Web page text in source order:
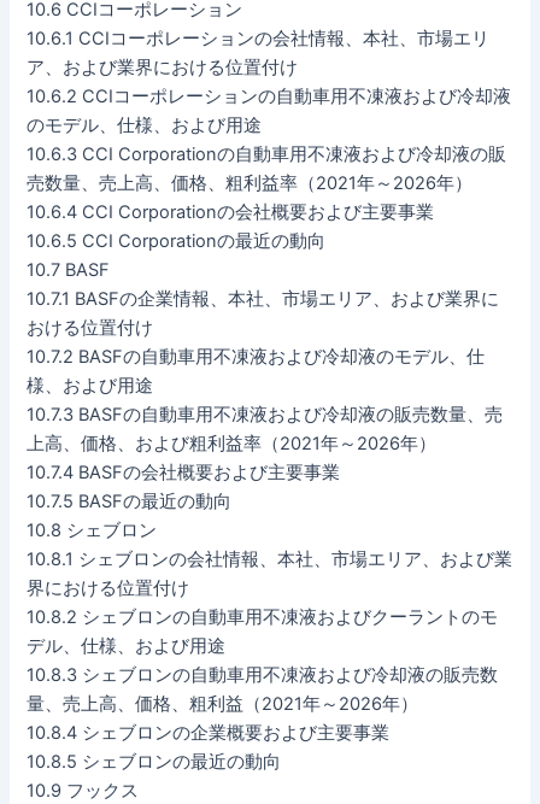
10.6 CCIコーポレーション
10.6.1 CCIコーポレーションの会社情報、本社、市場エリ
ア、および業界における位置付け
10.6.2 CCIコーポレーションの自動車用不凍液および冷却液
のモデル、仕様、および用途
10.6.3 CCI Corporationの自動車用不凍液および冷却液の販
売数量、売上高、価格、粗利益率（2021年～2026年）
10.6.4 CCI Corporationの会社概要および主要事業
10.6.5 CCI Corporationの最近の動向
10.7 BASF
10.7.1 BASFの企業情報、本社、市場エリア、および業界に
おける位置付け
10.7.2 BASFの自動車用不凍液および冷却液のモデル、仕
様、および用途
10.7.3 BASFの自動車用不凍液および冷却液の販売数量、売
上高、価格、および粗利益率（2021年～2026年）
10.7.4 BASFの会社概要および主要事業
10.7.5 BASFの最近の動向
10.8 シェブロン
10.8.1 シェブロンの会社情報、本社、市場エリア、および業
界における位置付け
10.8.2 シェブロンの自動車用不凍液およびクーラントのモ
デル、仕様、および用途
10.8.3 シェブロンの自動車用不凍液および冷却液の販売数
量、売上高、価格、粗利益（2021年～2026年）
10.8.4 シェブロンの企業概要および主要事業
10.8.5 シェブロンの最近の動向
10.9 フックス